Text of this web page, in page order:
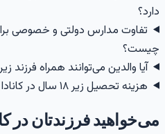
تفاوت مدارس دولتی و خصوصی برای
آیا والدین می‌توانند همراه فرزند زیر ۱۸ سال به کانادا بیایند؟
هزینه تحصیل زیر ۱۸ سال در کانادا چقدر است؟
فرزندتان در